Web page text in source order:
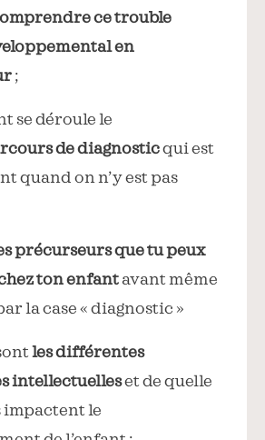
ce trouble
en
;
se déroule le
de diagnosticqui est
quand on n’y est pas
précurseurs que tu peux
ton enfantavant même
la case « diagnostic »
les différentes
intellectuelleset de quelle
impactent le